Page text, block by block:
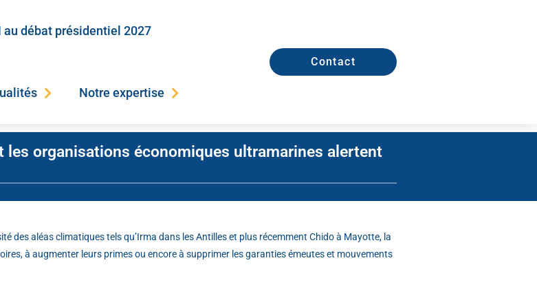
au débat présidentiel 2027
Notre expertise
Contact
les organisations économiques ultramarines alertent
des aléas climatiques tels qu’Irma dans les Antilles et plus récemment Chido à Mayotte, la
à augmenter leurs primes ou encore à supprimer les garanties émeutes et mouvements